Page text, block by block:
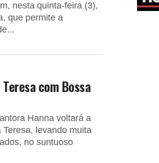
nesta quinta-feira (3),
que permite a
com Bossa
Hanna voltará a
levando muita
no suntuoso